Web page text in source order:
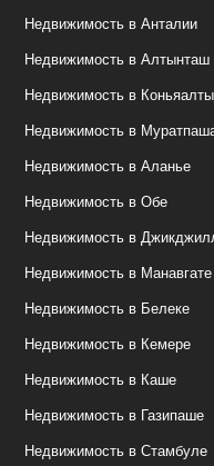
Недвижимость в Анталии
Недвижимость в Алтынташ
Недвижимость в Коньяалты
Недвижимость в
Недвижимость в Аланье
Недвижимость в Обе
Недвижимость в
Недвижимость в Манавгате
Недвижимость в Белеке
Недвижимость в Кемере
Недвижимость в Каше
Недвижимость в Газипаше
Недвижимость в Стамбуле